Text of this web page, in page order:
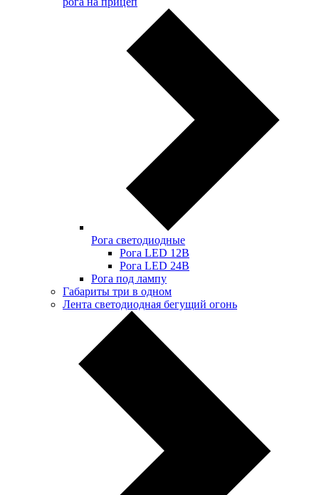
Рога светодиодные
Рога LED 12В
Рога LED 24В
Рога под лампу
Габариты три в одном
Лента светодиодная бегущий огонь